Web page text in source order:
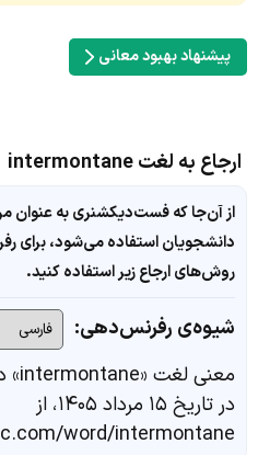
پیشنهاد بهبود معانی
ارجاع به لغت intermontane
از آن‌جا که فست‌دیکشنری به عنوان
دانشجویان استفاده می‌شود، برای
روش‌های ارجاع زیر استفاده کنید.
شیوه‌ی رفرنس‌دهی:
معنی لغت «intermontane» در
در تاریخ ۱۵ مرداد ۱۴۰۵، از
word/intermontane